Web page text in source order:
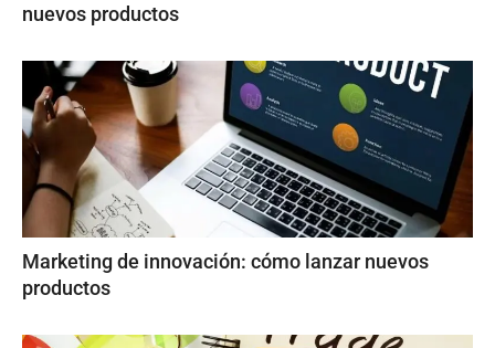
nuevos productos
Marketing de innovación: cómo lanzar nuevos
productos